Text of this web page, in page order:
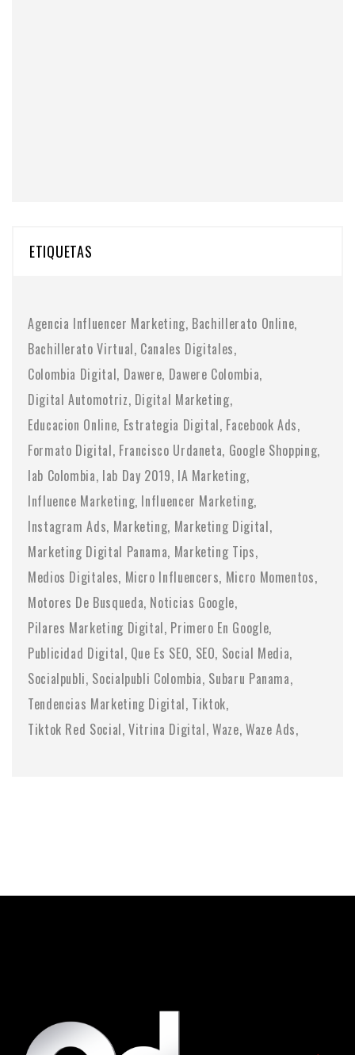
ETIQUETAS
Agencia Influencer Marketing Bachillerato Online
Bachillerato Virtual Canales Digitales
Colombia Digital Dawere Dawere Colombia
Digital Automotriz Digital Marketing
Educacion Online Estrategia Digital Facebook Ads
Formato Digital Francisco Urdaneta Google Shopping
Iab Colombia Iab Day 2019 IA Marketing
Influence Marketing Influencer Marketing
Instagram Ads Marketing Marketing Digital
Marketing Digital Panama Marketing Tips
Medios Digitales Micro Influencers Micro Momentos
Motores De Busqueda Noticias Google
Pilares Marketing Digital Primero En Google
Publicidad Digital Que Es SEO SEO Social Media
Socialpubli Socialpubli Colombia Subaru Panama
Tendencias Marketing Digital Tiktok
Tiktok Red Social Vitrina Digital Waze Waze Ads